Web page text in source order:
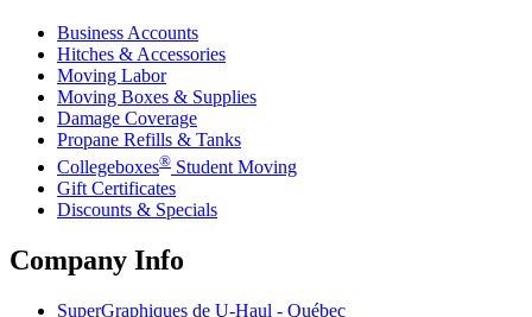
Business Accounts
Hitches & Accessories
Moving Labor
Moving Boxes & Supplies
Damage Coverage
Propane Refills & Tanks
Collegeboxes® Student Moving
Gift Certificates
Discounts & Specials
Company Info
SuperGraphiques de U-Haul - Québec